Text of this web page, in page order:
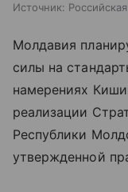
Источник:
Молдавия
силы на
намерениях
реализации
Республики
утвержденной